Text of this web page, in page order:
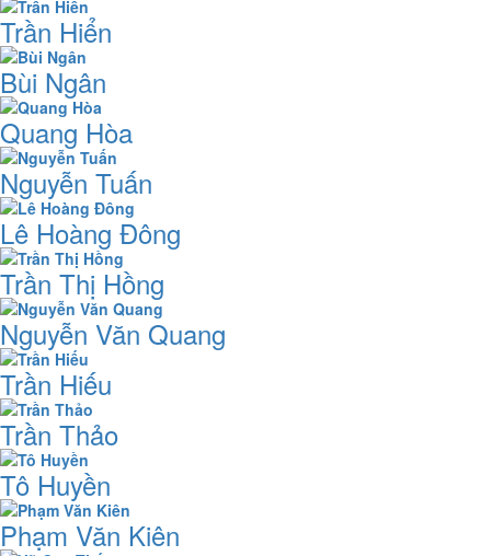
Trần Hiển
Bùi Ngân
Quang Hòa
Nguyễn Tuấn
Lê Hoàng Đông
Trần Thị Hồng
Nguyễn Văn Quang
Trần Hiếu
Trần Thảo
Tô Huyền
Phạm Văn Kiên